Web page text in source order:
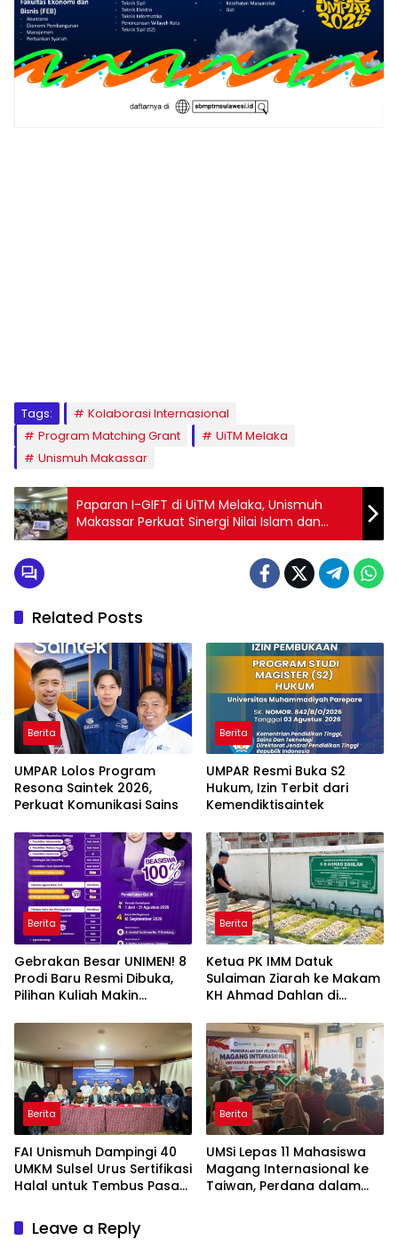
Tags:
Kolaborasi Internasional
Program Matching Grant
UiTM Melaka
Unismuh Makassar
Paparan I-GIFT di UiTM Melaka, Unismuh
Makassar Perkuat Sinergi Nilai Islam dan
Teknologi
Related Posts
Berita
UMPAR Lolos Program
Resona Saintek 2026,
Perkuat Komunikasi Sains
Berita
UMPAR Resmi Buka S2
Hukum, Izin Terbit dari
Kemendiktisaintek
Berita
Gebrakan Besar UNIMEN! 8
Prodi Baru Resmi Dibuka,
Pilihan Kuliah Makin
Berita
Ketua PK IMM Datuk
Sulaiman Ziarah ke Makam
KH Ahmad Dahlan di
Berita
FAI Unismuh Dampingi 40
UMKM Sulsel Urus Sertifikasi
Halal untuk Tembus Pasar
Berita
UMSi Lepas 11 Mahasiswa
Magang Internasional ke
Taiwan, Perdana dalam
Leave a Reply